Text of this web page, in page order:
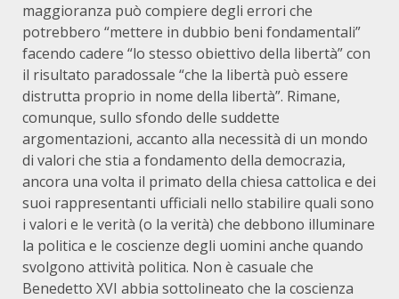
maggioranza può compiere degli errori che
potrebbero “mettere in dubbio beni fondamentali”
facendo cadere “lo stesso obiettivo della libertà” con
il risultato paradossale “che la libertà può essere
distrutta proprio in nome della libertà”. Rimane,
comunque, sullo sfondo delle suddette
argomentazioni, accanto alla necessità di un mondo
di valori che stia a fondamento della democrazia,
ancora una volta il primato della chiesa cattolica e dei
suoi rappresentanti ufficiali nello stabilire quali sono
i valori e le verità (o la verità) che debbono illuminare
la politica e le coscienze degli uomini anche quando
svolgono attività politica. Non è casuale che
Benedetto XVI abbia sottolineato che la coscienza